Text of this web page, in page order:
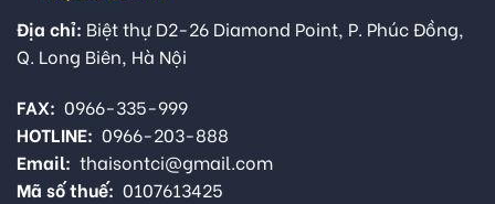
Địa chỉ: Biệt thự D2-26 Diamond Point, P. Phúc Đồng,
Q. Long Biên, Hà Nội
FAX: 0966-335-999
HOTLINE: 0966-203-888
Email: thaisontci@gmail.com
Mã số thuế: 0107613425